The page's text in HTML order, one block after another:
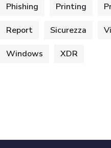
Phishing Printing
Report Sicurezza
Windows XDR